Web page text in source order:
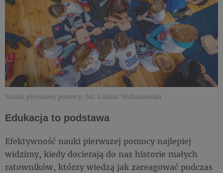
Nauka pierwszej pomocy, fot. Łukasz Widziszowski
Edukacja to podstawa
Efektywność nauki pierwszej pomocy najlepiej
widzimy, kiedy docierają do nas historie małych
ratowników, którzy wiedzą jak zareagować podczas